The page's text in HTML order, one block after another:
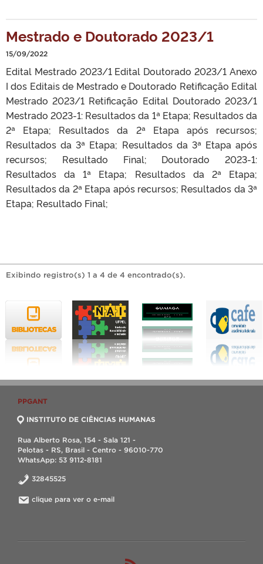
Mestrado e Doutorado 2023/1
15/09/2022
Edital Mestrado 2023/1 Edital Doutorado 2023/1 Anexo
I dos Editais de Mestrado e Doutorado Retificação Edital
Mestrado 2023/1 Retificação Edital Doutorado 2023/1
Mestrado 2023-1: Resultados da 1ª Etapa; Resultados da
2ª Etapa; Resultados da 2ª Etapa após recursos;
Resultados da 3ª Etapa; Resultados da 3ª Etapa após
recursos; Resultado Final; Doutorado 2023-1:
Resultados da 1ª Etapa; Resultados da 2ª Etapa;
Resultados da 2ª Etapa após recursos; Resultados da 3ª
Etapa; Resultado Final;
Exibindo registro(s) 1 a 4 de 4 encontrado(s).
PPGANT
INSTITUTO DE CIÊNCIAS HUMANAS
Rua Alberto Rosa, 154 - Sala 121 -
Pelotas - RS, Brasil - Centro - 96010-770
WhatsApp: 53 9112-8181
32845525
clique para ver o e-mail